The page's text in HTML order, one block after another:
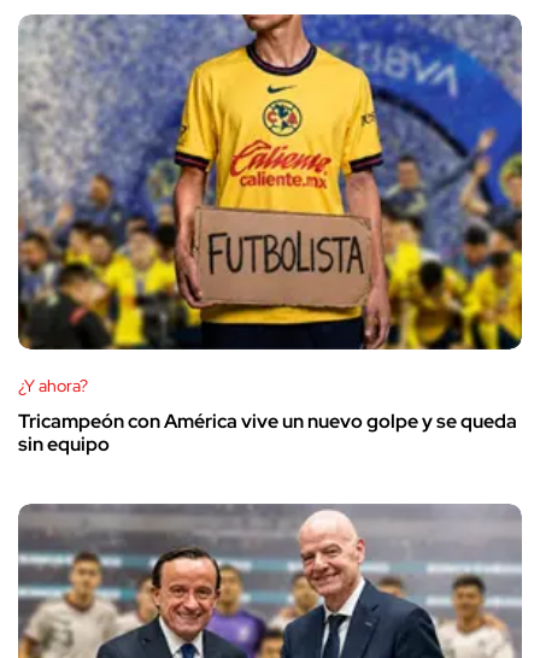
¿Y ahora?
Tricampeón con América vive un nuevo golpe y se queda
sin equipo